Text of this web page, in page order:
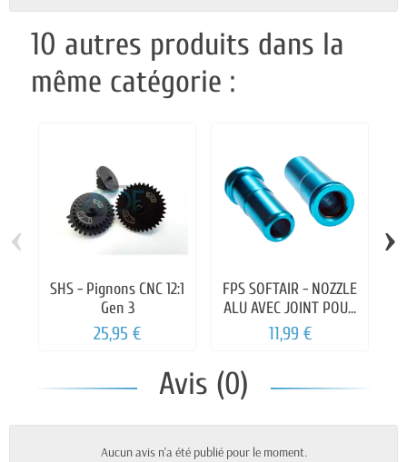
10 autres produits dans la
même catégorie :
SHS - Pignons CNC 12:1
Gen 3
25,95 €
FPS SOFTAIR - NOZZLE
ALU AVEC JOINT POUR
M4/M16 AEG
11,99 €
‹ ›
Avis (0)
Aucun avis n'a été publié pour le moment.